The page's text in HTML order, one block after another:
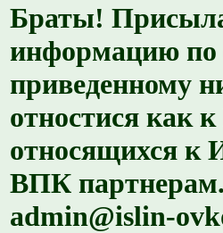
Браты!
информацию по
приведенному
отностися как
относящихся к
ВПК партнерам.
admin@islin-